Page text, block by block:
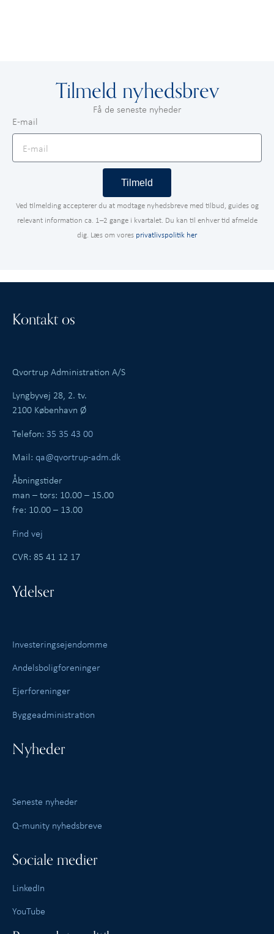
Tilmeld nyhedsbrev
Få de seneste nyheder
E-mail
Tilmeld
Ved tilmelding accepterer du at modtage nyhedsbreve med tilbud, guides og
relevant information ca. 1–2 gange i kvartalet. Du kan til enhver tid afmelde
dig. Læs om vores privatlivspolitik her
Kontakt os
Qvortrup Administration A/S
Lyngbyvej 28, 2. tv.
2100 København Ø
Telefon: 35 35 43 00
Mail: qa@qvortrup-adm.dk
Åbningstider
man – tors: 10.00 – 15.00
fre: 10.00 – 13.00
Find vej
CVR: 85 41 12 17
Ydelser
Investeringsejendomme
Andelsboligforeninger
Ejerforeninger
Byggeadministration
Nyheder
Seneste nyheder
Q-munity nyhedsbreve
Sociale medier
LinkedIn
YouTube